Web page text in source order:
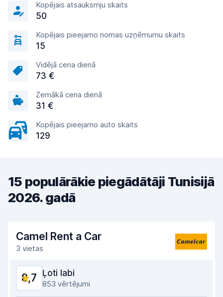
Kopējais atsauksmju skaits
50
Kopējais pieejamo nomas uzņēmumu skaits
15
Vidējā cena dienā
73 €
Zemākā cena dienā
31 €
Kopējais pieejamo auto skaits
129
15 populārākie piegādātāji Tunisijā
2026. gadā
Camel Rent a Car
3 vietas
8,7 Ļoti labi
853 vērtējumi